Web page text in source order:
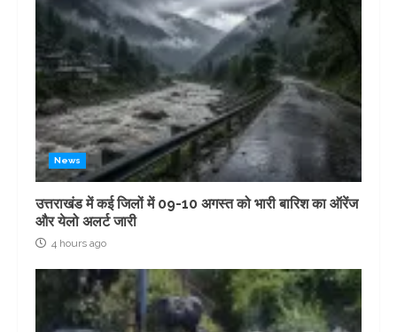
News
उत्तराखंड में कई जिलों में 09-10 अगस्त को भारी बारिश का ऑरेंज
और येलो अलर्ट जारी
4 hours ago